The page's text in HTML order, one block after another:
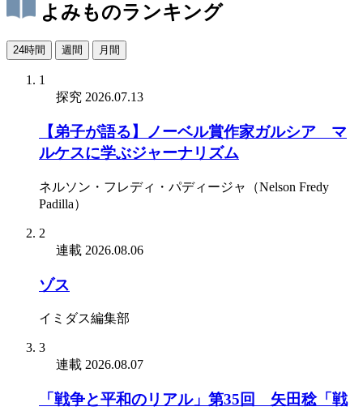
よみものランキング
24時間 週間 月間
1
探究 2026.07.13
【弟子が語る】ノーベル賞作家ガルシア゠マ
ルケスに学ぶジャーナリズム
ネルソン・フレディ・パディージャ（Nelson Fredy
Padilla）
2
連載 2026.08.06
ゾス
イミダス編集部
3
連載 2026.08.07
「戦争と平和のリアル」第35回 矢田稔「戦